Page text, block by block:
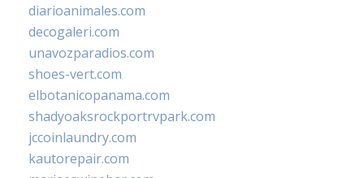
diarioanimales.com
decogaleri.com
unavozparadios.com
shoes-vert.com
elbotanicopanama.com
shadyoaksrockportrvpark.com
jccoinlaundry.com
kautorepair.com